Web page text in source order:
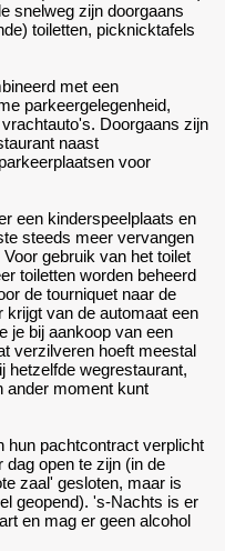
snelweg zijn doorgaans
toiletten, picknicktafels
met een
parkeergelegenheid,
Doorgaans zijn
naast
voor
een kinderspeelplaats en
steeds meer vervangen
gebruik van het toilet
toiletten worden beheerd
de tourniquet naar de
krijgt van de automaat een
je bij aankoop van een
verzilveren hoeft meestal
hetzelfde wegrestaurant,
ander moment kunt
hun pachtcontract verplicht
dag open te zijn (in de
zaal' gesloten, maar is
geopend). 's-Nachts is er
en mag er geen alcohol